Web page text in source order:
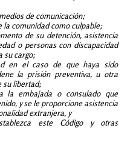
de comunicación;
la comunidad como culpable;
de su detención, asistencia
o personas con discapacidad
su cargo;
en el caso de que haya sido
la prisión preventiva, u otra
su libertad;
la embajada o consulado que
y se le proporcione asistencia
extranjera, y
este Código y otras